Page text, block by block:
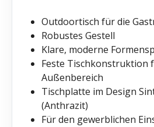
Outdoortisch für die
Robustes Gestell
Klare, moderne
Feste Tischkonstruktion
Außenbereich
Tischplatte im Design
(Anthrazit)
Für den gewerblichen